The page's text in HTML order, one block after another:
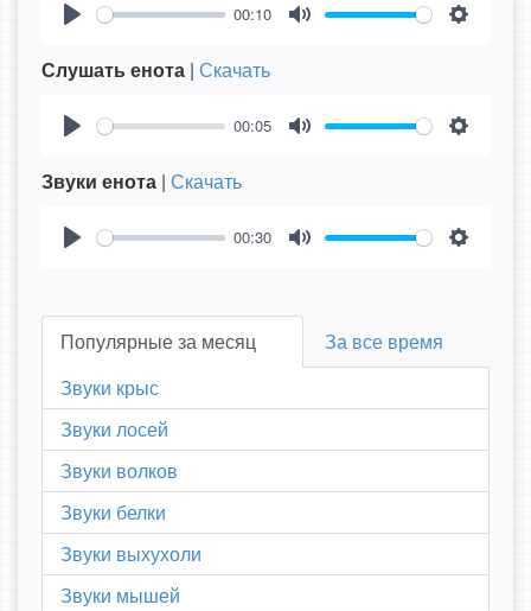
00:10
Слушать енота | Скачать
00:05
Звуки енота | Скачать
00:30
Популярные за месяц
За все время
Звуки крыс
Звуки лосей
Звуки волков
Звуки белки
Звуки выхухоли
Звуки мышей